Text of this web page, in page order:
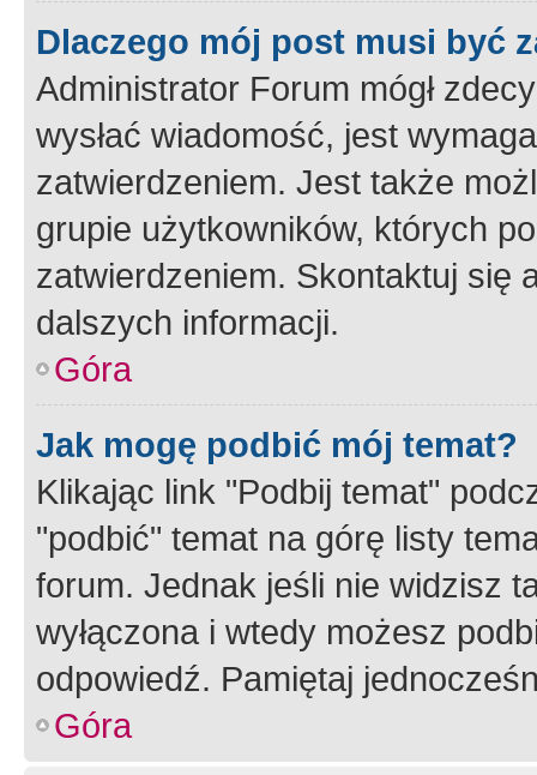
Dlaczego mój post musi być
Administrator Forum mógł
wysłać wiadomość, jest
zatwierdzeniem. Jest także
grupie użytkowników, których
zatwierdzeniem. Skontaktuj się
dalszych informacji.
Góra
Jak mogę podbić mój temat?
Klikając link "Podbij temat"
"podbić" temat na górę listy
forum. Jednak jeśli nie widzisz
wyłączona i wtedy możesz
odpowiedź. Pamiętaj
Góra